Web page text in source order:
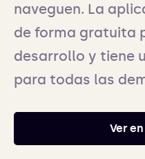
naveguen. La
de forma gratuita
desarrollo y tiene
para todas las
Ver